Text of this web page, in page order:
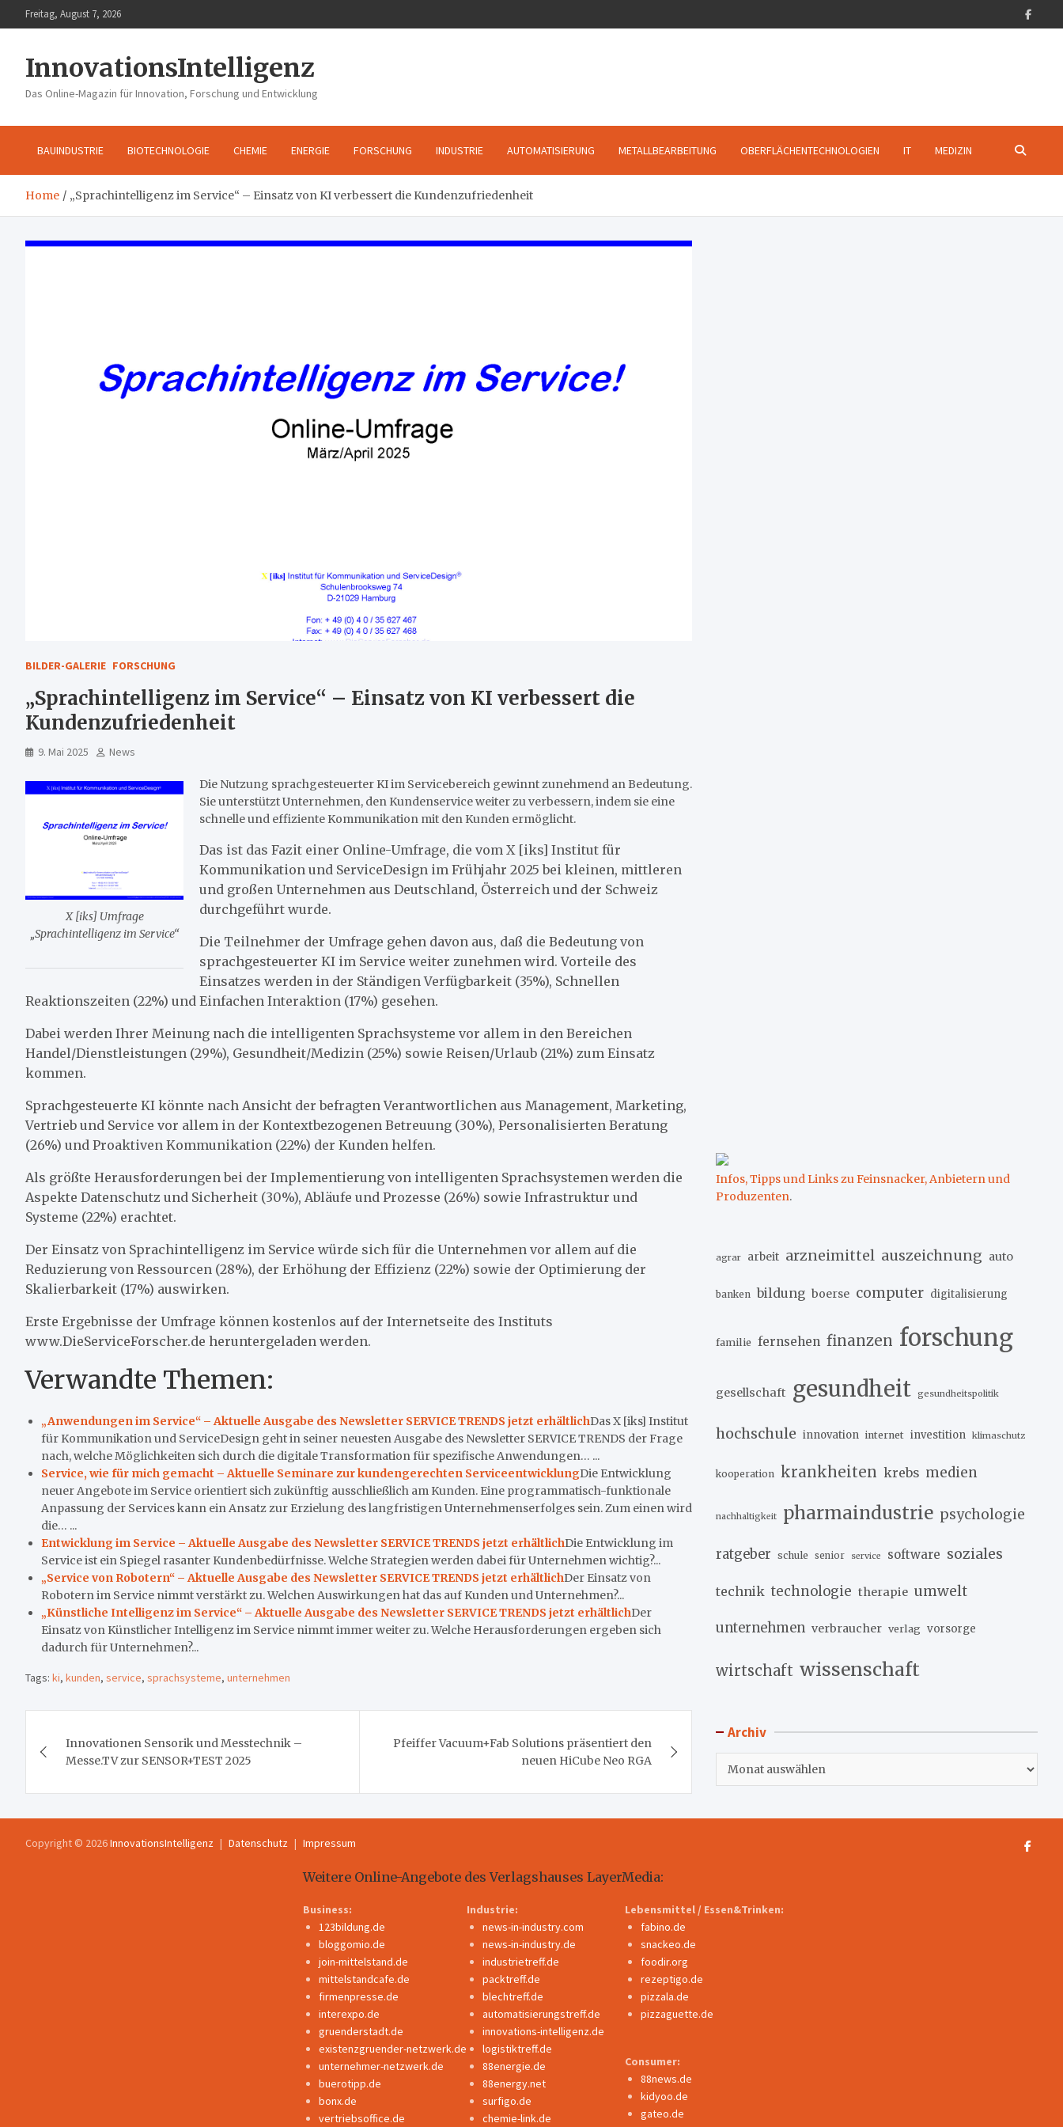
to
Freitag, August 7, 2026
InnovationsIntelligenz
Das Online-Magazin für Innovation, Forschung und Entwicklung
BAUINDUSTRIE BIOTECHNOLOGIE CHEMIE ENERGIE FORSCHUNG INDUSTRIE AUTOMATISIERUNG METALLBEARBEITUNG OBERFLÄCHENTECHNOLOGIEN IT MEDIZIN
Home „Sprachintelligenz im Service“ – Einsatz von KI verbessert die Kundenzufriedenheit
BILDER-GALERIE FORSCHUNG
„Sprachintelligenz im Service“ – Einsatz von KI verbessert die
Kundenzufriedenheit
9. Mai 2025 News
X [iks] Umfrage
„Sprachintelligenz im Service“
Die Nutzung sprachgesteuerter KI im Servicebereich gewinnt zunehmend an Bedeutung.
Sie unterstützt Unternehmen, den Kundenservice weiter zu verbessern, indem sie eine
schnelle und effiziente Kommunikation mit den Kunden ermöglicht.
Das ist das Fazit einer Online-Umfrage, die vom X [iks] Institut für
Kommunikation und ServiceDesign im Frühjahr 2025 bei kleinen, mittleren
und großen Unternehmen aus Deutschland, Österreich und der Schweiz
durchgeführt wurde.
Die Teilnehmer der Umfrage gehen davon aus, daß die Bedeutung von
sprachgesteuerter KI im Service weiter zunehmen wird. Vorteile des
Einsatzes werden in der Ständigen Verfügbarkeit (35%), Schnellen
Reaktionszeiten (22%) und Einfachen Interaktion (17%) gesehen.
Dabei werden Ihrer Meinung nach die intelligenten Sprachsysteme vor allem in den Bereichen
Handel/Dienstleistungen (29%), Gesundheit/Medizin (25%) sowie Reisen/Urlaub (21%) zum Einsatz
kommen.
Sprachgesteuerte KI könnte nach Ansicht der befragten Verantwortlichen aus Management, Marketing,
Vertrieb und Service vor allem in der Kontextbezogenen Betreuung (30%), Personalisierten Beratung
(26%) und Proaktiven Kommunikation (22%) der Kunden helfen.
Als größte Herausforderungen bei der Implementierung von intelligenten Sprachsystemen werden die
Aspekte Datenschutz und Sicherheit (30%), Abläufe und Prozesse (26%) sowie Infrastruktur und
Systeme (22%) erachtet.
Der Einsatz von Sprachintelligenz im Service würde sich für die Unternehmen vor allem auf die
Reduzierung von Ressourcen (28%), der Erhöhung der Effizienz (22%) sowie der Optimierung der
Skalierbarkeit (17%) auswirken.
Erste Ergebnisse der Umfrage können kostenlos auf der Internetseite des Instituts
www.DieServiceForscher.de heruntergeladen werden.
Verwandte Themen:
„Anwendungen im Service“ – Aktuelle Ausgabe des Newsletter SERVICE TRENDS jetzt erhältlichDas X [iks] Institut
für Kommunikation und ServiceDesign geht in seiner neuesten Ausgabe des Newsletter SERVICE TRENDS der Frage
nach, welche Möglichkeiten sich durch die digitale Transformation für spezifische Anwendungen… ...
Service, wie für mich gemacht – Aktuelle Seminare zur kundengerechten ServiceentwicklungDie Entwicklung
neuer Angebote im Service orientiert sich zukünftig ausschließlich am Kunden. Eine programmatisch-funktionale
Anpassung der Services kann ein Ansatz zur Erzielung des langfristigen Unternehmenserfolges sein. Zum einen wird
die… ...
Entwicklung im Service – Aktuelle Ausgabe des Newsletter SERVICE TRENDS jetzt erhältlichDie Entwicklung im
Service ist ein Spiegel rasanter Kundenbedürfnisse. Welche Strategien werden dabei für Unternehmen wichtig?...
„Service von Robotern“ – Aktuelle Ausgabe des Newsletter SERVICE TRENDS jetzt erhältlichDer Einsatz von
Robotern im Service nimmt verstärkt zu. Welchen Auswirkungen hat das auf Kunden und Unternehmen?...
„Künstliche Intelligenz im Service“ – Aktuelle Ausgabe des Newsletter SERVICE TRENDS jetzt erhältlichDer
Einsatz von Künstlicher Intelligenz im Service nimmt immer weiter zu. Welche Herausforderungen ergeben sich
dadurch für Unternehmen?...
Tags: ki, kunden, service, sprachsysteme, unternehmen
Innovationen Sensorik und Messtechnik –
Messe.TV zur SENSOR+TEST 2025
Pfeiffer Vacuum+Fab Solutions präsentiert den
neuen HiCube Neo RGA
Infos, Tipps und Links zu Feinsnacker, Anbietern und
Produzenten.
agrar arbeit arzneimittel auszeichnung auto
banken bildung boerse computer digitalisierung
familie fernsehen finanzen forschung
gesellschaft gesundheit gesundheitspolitik
hochschule innovation internet investition klimaschutz
kooperation krankheiten krebs medien
nachhaltigkeit pharmaindustrie psychologie
ratgeber schule senior service software soziales
technik technologie therapie umwelt
unternehmen verbraucher verlag vorsorge
wirtschaft wissenschaft
Archiv
Copyright © 2026InnovationsIntelligenz Datenschutz Impressum
Weitere Online-Angebote des Verlagshauses LayerMedia:
Business:
123bildung.de
bloggomio.de
join-mittelstand.de
mittelstandcafe.de
firmenpresse.de
interexpo.de
gruenderstadt.de
existenzgruender-netzwerk.de
unternehmer-netzwerk.de
buerotipp.de
bonx.de
vertriebsoffice.de
Industrie:
news-in-industry.com
news-in-industry.de
industrietreff.de
packtreff.de
blechtreff.de
automatisierungstreff.de
innovations-intelligenz.de
logistiktreff.de
88energie.de
88energy.net
surfigo.de
chemie-link.de
Lebensmittel / Essen&Trinken:
fabino.de
snackeo.de
foodir.org
rezeptigo.de
pizzala.de
pizzaguette.de
Consumer:
88news.de
kidyoo.de
gateo.de